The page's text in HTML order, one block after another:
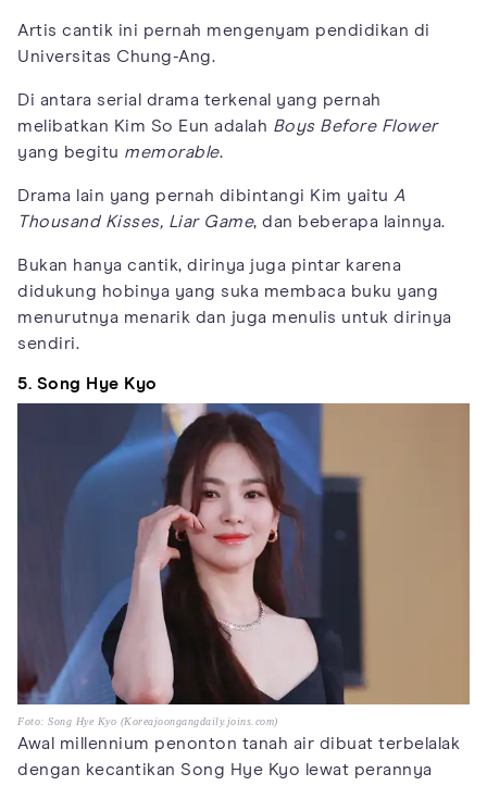
Artis cantik ini pernah mengenyam pendidikan di
Universitas Chung-Ang.
Di antara serial drama terkenal yang pernah
melibatkan Kim So Eun adalah Boys Before Flower
yang begitu memorable.
Drama lain yang pernah dibintangi Kim yaitu A
Thousand Kisses, Liar Game, dan beberapa lainnya.
Bukan hanya cantik, dirinya juga pintar karena
didukung hobinya yang suka membaca buku yang
menurutnya menarik dan juga menulis untuk dirinya
sendiri.
5. Song Hye Kyo
Foto: Song Hye Kyo (Koreajoongangdaily.joins.com)
Awal millennium penonton tanah air dibuat terbelalak
dengan kecantikan Song Hye Kyo lewat perannya